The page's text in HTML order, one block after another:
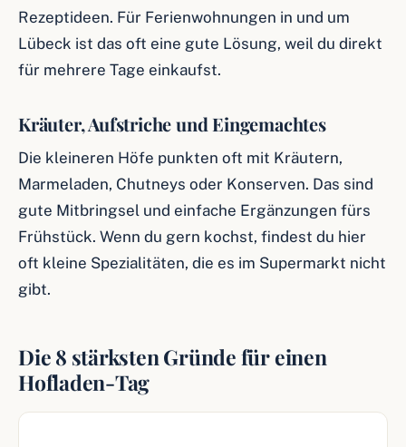
Rezeptideen. Für Ferienwohnungen in und um
Lübeck ist das oft eine gute Lösung, weil du direkt
für mehrere Tage einkaufst.
Kräuter, Aufstriche und Eingemachtes
Die kleineren Höfe punkten oft mit Kräutern,
Marmeladen, Chutneys oder Konserven. Das sind
gute Mitbringsel und einfache Ergänzungen fürs
Frühstück. Wenn du gern kochst, findest du hier
oft kleine Spezialitäten, die es im Supermarkt nicht
gibt.
Die 8 stärksten Gründe für einen
Hofladen-Tag